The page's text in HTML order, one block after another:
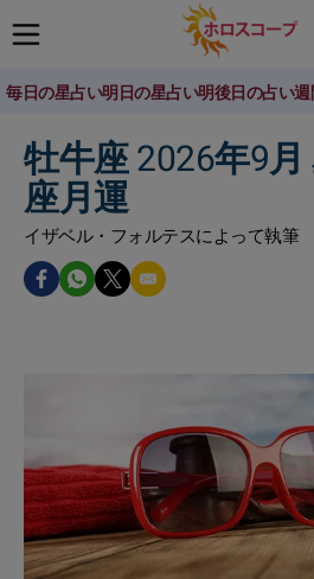
毎日の星占い明日の星占い明後日の占い
牡牛座 2026年9月
座月運
イザベル・フォルテスによって執筆